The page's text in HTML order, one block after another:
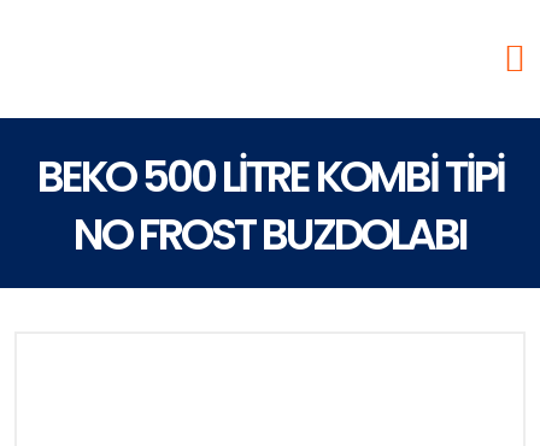
BEKO 500 LİTRE KOMBİ TİPİ
NO FROST BUZDOLABI